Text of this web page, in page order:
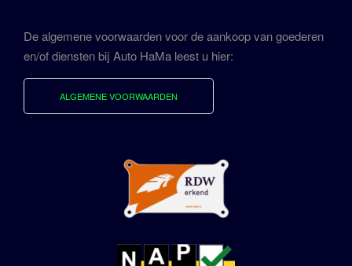
De algemene voorwaarden voor de aankoop van goederen
en/of diensten bij Auto HaMa leest u hier:
ALGEMENE VOORWAARDEN